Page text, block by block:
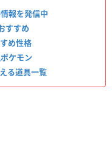
報を発信中
すすめ
め性格
ケモン
る道具一覧